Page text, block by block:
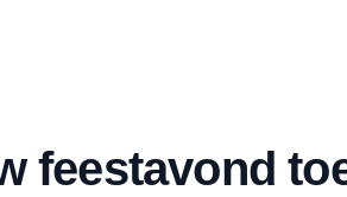
feestavond